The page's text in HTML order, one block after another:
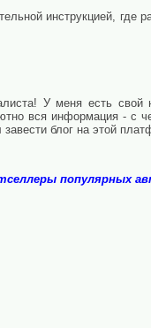
инструкцией, где
У меня есть
вся информация - с
блог на этой
популярных